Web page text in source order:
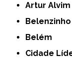
Artur Alvim
Belenzinho
Belém
Cidade